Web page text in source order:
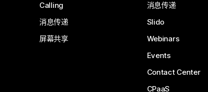
Calling
消息传递
屏幕共享
消息传递
Slido
Webinars
Events
Contact Center
CPaaS